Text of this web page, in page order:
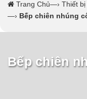
Trang Chủ—› Thiết
—› Bếp chiên nhúng
Bếp chiên